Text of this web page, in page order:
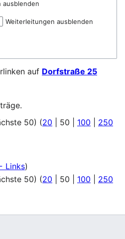
ausblenden
Weiterleitungen ausblenden
auf Dorfstraße 25
50) (20 50 100
250
Links)
50) (20 50 100
250